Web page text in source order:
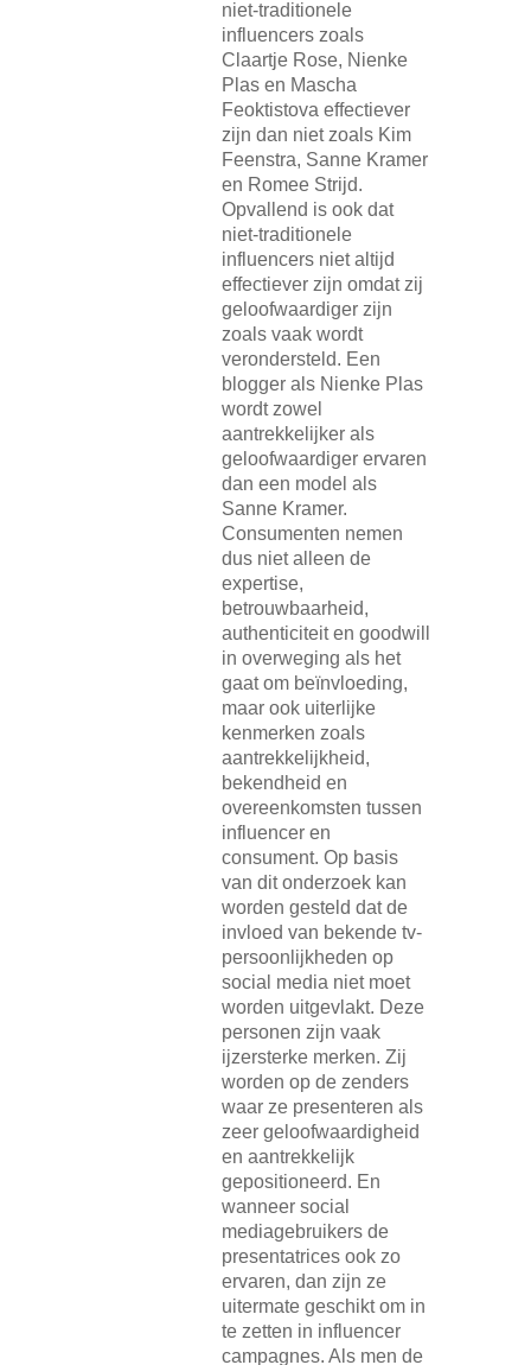
niet-traditionele
influencers zoals
Claartje Rose, Nienke
Plas en Mascha
Feoktistova effectiever
zijn dan niet zoals Kim
Feenstra, Sanne Kramer
en Romee Strijd.
Opvallend is ook dat
niet-traditionele
influencers niet altijd
effectiever zijn omdat zij
geloofwaardiger zijn
zoals vaak wordt
verondersteld. Een
blogger als Nienke Plas
wordt zowel
aantrekkelijker als
geloofwaardiger ervaren
dan een model als
Sanne Kramer.
Consumenten nemen
dus niet alleen de
expertise,
betrouwbaarheid,
authenticiteit en goodwill
in overweging als het
gaat om beïnvloeding,
maar ook uiterlijke
kenmerken zoals
aantrekkelijkheid,
bekendheid en
overeenkomsten tussen
influencer en
consument. Op basis
van dit onderzoek kan
worden gesteld dat de
invloed van bekende tv-
persoonlijkheden op
social media niet moet
worden uitgevlakt. Deze
personen zijn vaak
ijzersterke merken. Zij
worden op de zenders
waar ze presenteren als
zeer geloofwaardigheid
en aantrekkelijk
gepositioneerd. En
wanneer social
mediagebruikers de
presentatrices ook zo
ervaren, dan zijn ze
uitermate geschikt om in
te zetten in influencer
campagnes. Als men de